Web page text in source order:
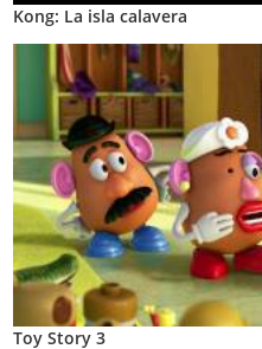
Kong: La isla calavera
Toy Story 3